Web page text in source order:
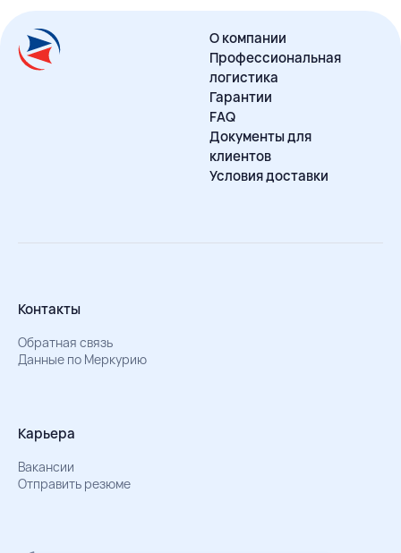
О компании
Профессиональная
логистика
Гарантии
FAQ
Документы для
клиентов
Условия доставки
Контакты
Обратная связь
Данные по Меркурию
Карьера
Вакансии
Отправить резюме